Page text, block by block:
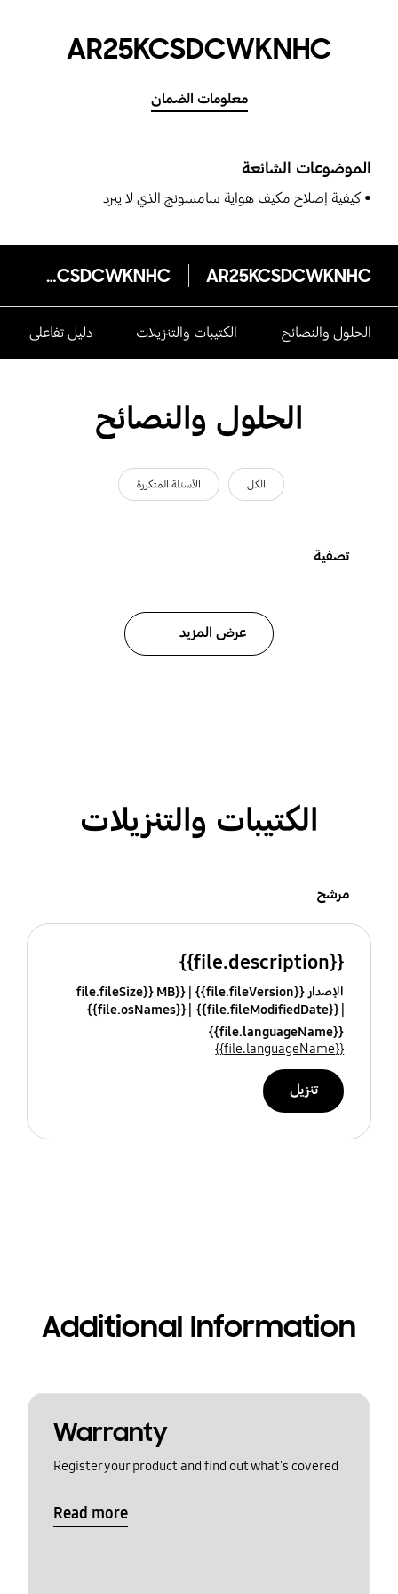
AR25KCSDCWKNHC
معلومات الضمان
الموضوعات الشائعة
كيفية إصلاح مكيف هواية سامسونج الذي لا يبرد
AR25KCSDCWKNHC
AR25KCSDCWKNHC
الحلول والنصائح الكتيبات والتنزيلات دليل تفاعلى
الحلول والنصائح
الكل الأسئلة المتكررة
تصفية
عرض المزيد
الكتيبات والتنزيلات
مرشح
{{file.description}}
الإصدار {{file.fileVersion}}
{{file.fileSize}} MB
{{file.fileModifiedDate}}
{{file.osNames}}
{{file.languageName}}
{{file.languageName}}
تنزيل
Additional Information
Warranty
Register your product and find out what's covered
Read more